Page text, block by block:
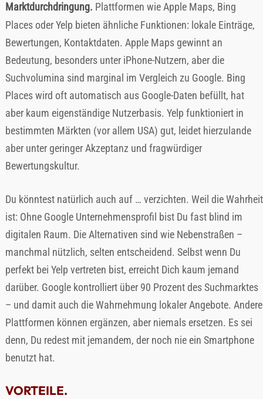
Marktdurchdringung. Plattformen wie Apple Maps, Bing
Places oder Yelp bieten ähnliche Funktionen: lokale Einträge,
Bewertungen, Kontaktdaten. Apple Maps gewinnt an
Bedeutung, besonders unter iPhone-Nutzern, aber die
Suchvolumina sind marginal im Vergleich zu Google. Bing
Places wird oft automatisch aus Google-Daten befüllt, hat
aber kaum eigenständige Nutzerbasis. Yelp funktioniert in
bestimmten Märkten (vor allem USA) gut, leidet hierzulande
aber unter geringer Akzeptanz und fragwürdiger
Bewertungskultur.
Du könntest natürlich auch auf … verzichten. Weil die Wahrheit
ist: Ohne Google Unternehmensprofil bist Du fast blind im
digitalen Raum. Die Alternativen sind wie Nebenstraßen –
manchmal nützlich, selten entscheidend. Selbst wenn Du
perfekt bei Yelp vertreten bist, erreicht Dich kaum jemand
darüber. Google kontrolliert über 90 Prozent des Suchmarktes
– und damit auch die Wahrnehmung lokaler Angebote. Andere
Plattformen können ergänzen, aber niemals ersetzen. Es sei
denn, Du redest mit jemandem, der noch nie ein Smartphone
benutzt hat.
VORTEILE.